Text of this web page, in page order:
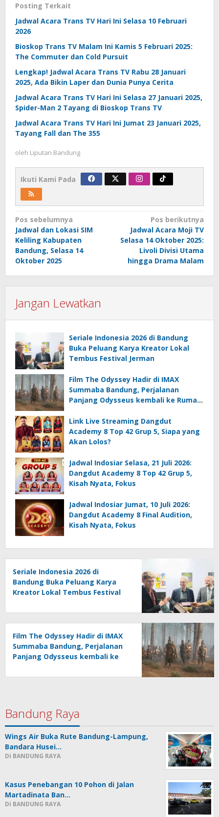
Posting Terkait
Jadwal Acara Trans TV Hari Ini Selasa 10 Februari
2026
Bioskop Trans TV Malam Ini Kamis 5 Februari 2025:
The Commuter dan Cold Pursuit
Lengkap! Jadwal Acara Trans TV Rabu 28 Januari
2025, Ada Bikin Laper dan Dunia Punya Cerita
Jadwal Acara Trans TV Hari Ini Selasa 27 Januari 2025,
Spider-Man 2 Tayang di Bioskop Trans TV
Jadwal Acara Trans TV Hari Ini Jumat 23 Januari 2025,
Tayang Fall dan The 355
oleh Liputan Bandung
Ikuti Kami Pada
Navigasi
pos
Pos sebelumnya
Jadwal dan Lokasi SIM
Keliling Kabupaten
Bandung, Selasa 14
Oktober 2025
Pos berikutnya
Jadwal Acara Moji TV
Selasa 14 Oktober 2025:
Livoli Divisi Utama
hingga Drama Malam
Jangan Lewatkan
Seriale Indonesia 2026 di Bandung
Buka Peluang Karya Kreator Lokal
Tembus Festival Jerman
Film The Odyssey Hadir di IMAX
Summaba Bandung, Perjalanan
Panjang Odysseus kembali ke Rumah
Link Live Streaming Dangdut
Academy 8 Top 42 Grup 5, Siapa yang
Akan Lolos?
Jadwal Indosiar Selasa, 21 Juli 2026:
Dangdut Academy 8 Top 42 Grup 5,
Kisah Nyata, Fokus
Jadwal Indosiar Jumat, 10 Juli 2026:
Dangdut Academy 8 Final Audition,
Kisah Nyata, Fokus
Seriale Indonesia 2026 di
Bandung Buka Peluang Karya
Kreator Lokal Tembus Festival
Film The Odyssey Hadir di IMAX
Summaba Bandung, Perjalanan
Panjang Odysseus kembali ke
Bandung Raya
Wings Air Buka Rute Bandung-Lampung,
Bandara Husei…
Di BANDUNG RAYA
Kasus Penebangan 10 Pohon di Jalan
Martadinata Ban…
Di BANDUNG RAYA